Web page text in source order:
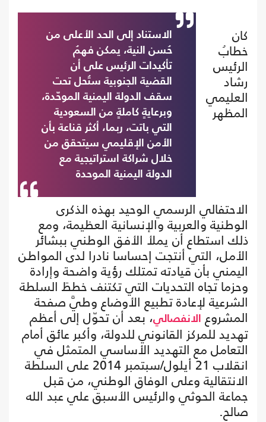
الاستناد إلى الحد الأعلى من
حُسن النية، يمكن فهمُ
تأكيدات الرئيس على أن
القضية الجنوبية ستُحل تحت
سقف الدولة اليمنية الموحّدة،
وبرعايةٍ كاملةٍ من السعودية
التي باتت، ربما، أكثر قناعة بأن
الأمن الإقليمي سيتحقق من
خلال شراكة استراتيجية مع
الدولة اليمنية الموحدة
كان
خطابُ
الرئيس
رشاد
العليمي
المظهر
الاحتفالي الرسمي الوحيد بهذه الذكرى
الوطنية والعربية والإنسانية العظيمة، ومع
ذلك استطاع أن يملأ الأفق الوطني ببشائر
الأمل، التي أنتجت إحساسا نادرا لدى المواطن
اليمني بأن قيادته تمتلك رؤية واضحة وإرادة
وحزما تجاه التحديات التي تكتنف خططَ السلطة
الشرعية لإعادة تطبيع الأوضاع وطيَّ صفحة
المشروع الانفصالي، بعد أن تحوّل إلى أعظم
تهديد للمركز القانوني للدولة، وأكبر عائق أمام
التعامل مع التهديد الأساسي المتمثل في
انقلاب 21 أيلول/سبتمبر 2014 على السلطة
الانتقالية وعلى الوفاق الوطني، من قبل
جماعة الحوثي والرئيس الأسبق علي عبد الله
صالح.